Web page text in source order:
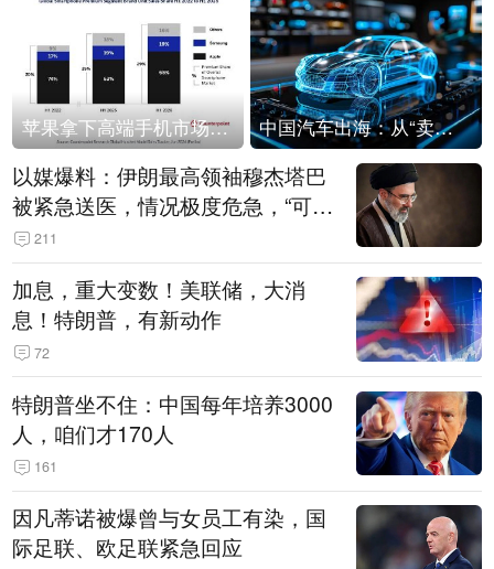
苹果拿下高端手机市场65%的份额：iPhone 17系列功不可没 中国汽车出海：从“卖出去”到“走进去”
以媒爆料：伊朗最高领袖穆杰塔巴
被紧急送医，情况极度危急，“可能
随时会死去”
211
加息，重大变数！美联储，大消
息！特朗普，有新动作
72
特朗普坐不住：中国每年培养3000
人，咱们才170人
161
因凡蒂诺被爆曾与女员工有染，国
际足联、欧足联紧急回应